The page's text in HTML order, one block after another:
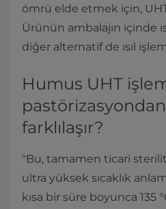
ömrü elde etmek için,
Ürünün ambalajın içinde
diğer alternatif de ısıl
Humus UHT
pastörizasyondan
farklılaşır?
"Bu, tamamen ticari
ultra yüksek sıcaklık
kısa bir süre boyunca 135